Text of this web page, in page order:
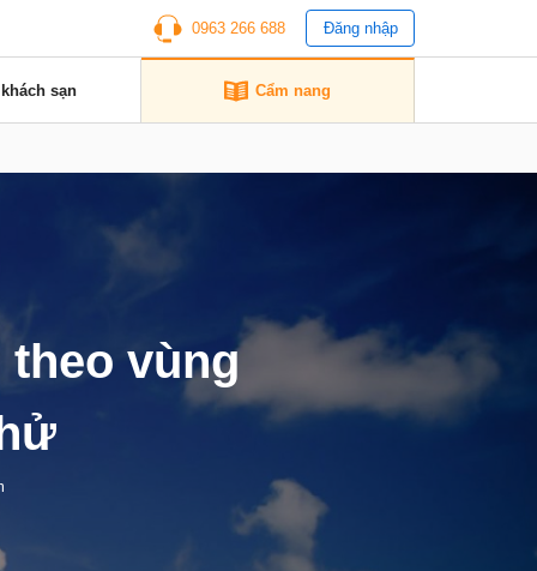
0963 266 688 Đăng nhập
khách sạn Cẩm nang
theo vùng